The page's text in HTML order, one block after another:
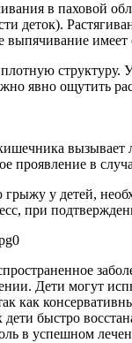
в паховой
деток).
структуру.
явно ощутить
проявление в
у детей,
при
Дети могут
как
быстро
в успешном